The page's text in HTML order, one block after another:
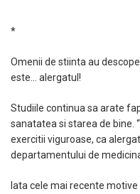
*
Omenii de stiinta au
este… alergatul!
Studiile continua sa arate
sanatatea si starea de bine.
exercitii viguroase, ca
departamentului de
Iata cele mai recente